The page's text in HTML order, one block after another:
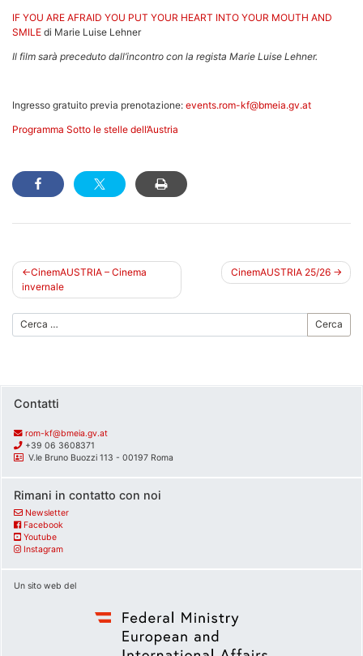
IF YOU ARE AFRAID YOU PUT YOUR HEART INTO YOUR MOUTH AND
SMILE di Marie Luise Lehner
Il film sarà preceduto dall’incontro con la regista Marie Luise Lehner.
Ingresso gratuito previa prenotazione: events.rom-kf@bmeia.gv.at
Programma Sotto le stelle dell’Austria
Navigazione
articoli
CinemAUSTRIA – Cinema
invernale
CinemAUSTRIA 25/26
Cerca
Contatti
rom-kf@bmeia.gv.at
+39 06 3608371
V.le Bruno Buozzi 113 - 00197 Roma
Rimani in contatto con noi
Newsletter
Facebook
Youtube
Instagram
Un sito web del